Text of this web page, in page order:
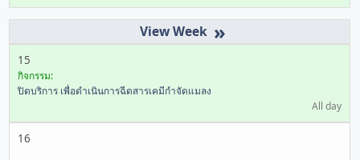
»
15
กิจกรรม:
ปิดบริการ เพื่อดำเนินการฉีดสารเคมีกำจัดแมลง
All day
16